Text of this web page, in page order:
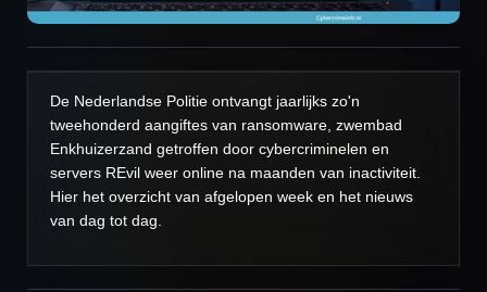
De Nederlandse Politie ontvangt jaarlijks zo'n
tweehonderd aangiftes van ransomware, zwembad
Enkhuizerzand getroffen door cybercriminelen en
servers REvil weer online na maanden van inactiviteit.
Hier het overzicht van afgelopen week en het nieuws
van dag tot dag.